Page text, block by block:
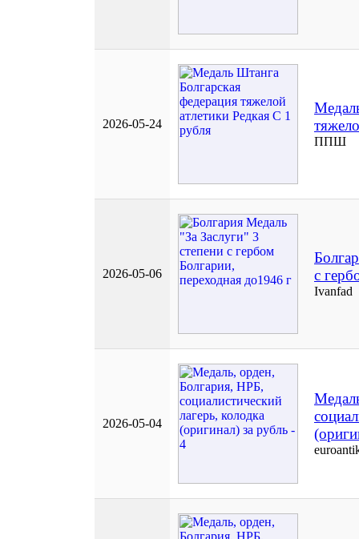
2026-05-24
ППШ
2026-05-06
с
Ivanfad
2026-05-04